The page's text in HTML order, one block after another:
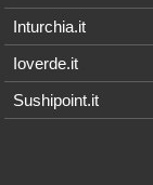
Inturchia.it
Ioverde.it
Sushipoint.it